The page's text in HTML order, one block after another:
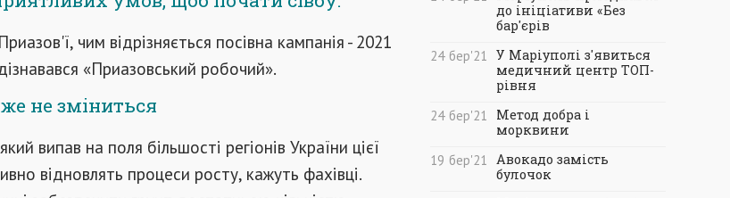
чим відрізняється посівна кампанія - 2021
«Приазовський робочий».
не зміниться
випав на поля більшості регіонів України цієї
відновлять процеси росту, кажуть фахівці.
до ініціативи «Без
бар'єрів
24 бер'21 У Маріуполі з'явиться
медичний центр ТОП-
рівня
24 бер'21
Метод добра і
морквини
19 бер'21 Авокадо замість
булочок